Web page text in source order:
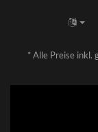
*Alle Preise inkl.